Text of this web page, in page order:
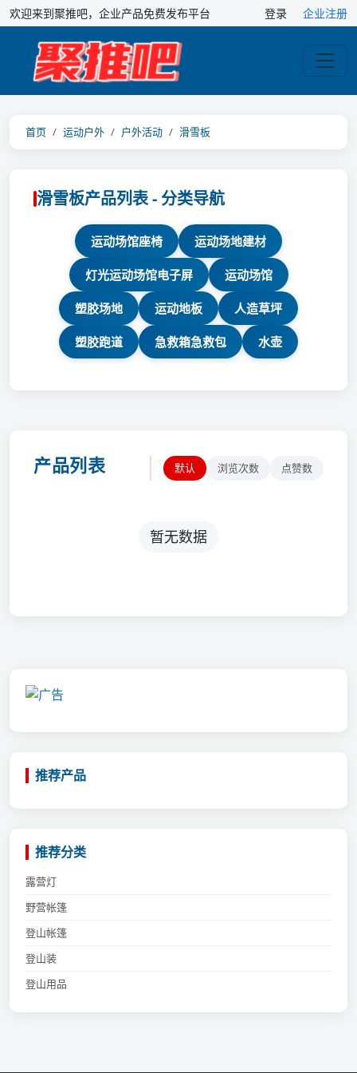
欢迎来到聚推吧，企业产品免费发布平台 登录 企业注册
首页 运动户外 户外活动 滑雪板
滑雪板产品列表 - 分类导航
运动场馆座椅 运动场地建材
灯光运动场馆电子屏 运动场馆
塑胶场地 运动地板 人造草坪
塑胶跑道 急救箱急救包 水壶
产品列表 默认 浏览次数 点赞数
暂无数据
推荐产品
推荐分类
露营灯
野营帐篷
登山帐篷
登山装
登山用品